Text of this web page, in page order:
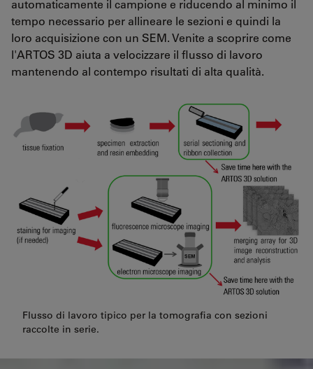
automaticamente il campione e riducendo al minimo il
tempo necessario per allineare le sezioni e quindi la
loro acquisizione con un SEM. Venite a scoprire come
l'ARTOS 3D aiuta a velocizzare il flusso di lavoro
mantenendo al contempo risultati di alta qualità.
Flusso di lavoro tipico per la tomografia con sezioni
raccolte in serie.